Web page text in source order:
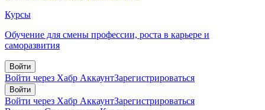
Курсы
Обучение для смены профессии, роста в карьере и
саморазвития
Войти
Войти через Хабр АккаунтЗарегистрироваться
Войти
Войти через Хабр АккаунтЗарегистрироваться